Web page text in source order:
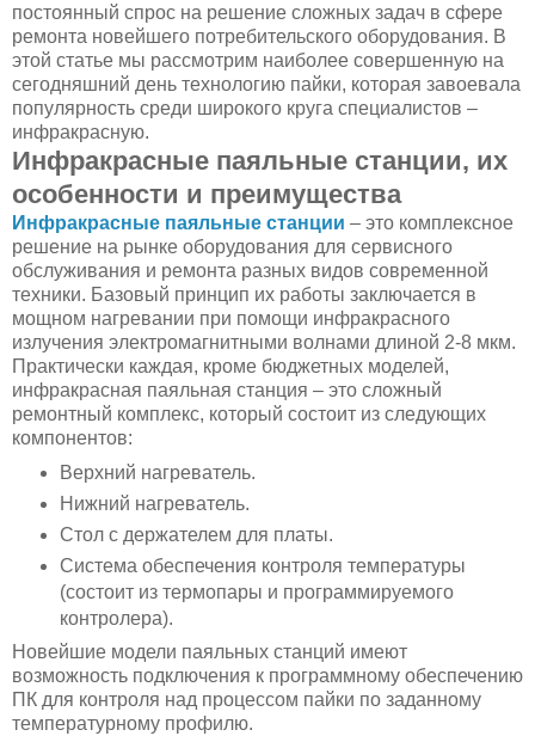
постоянный спрос на решение сложных задач в сфере
ремонта новейшего потребительского оборудования. В
этой статье мы рассмотрим наиболее совершенную на
сегодняшний день технологию пайки, которая завоевала
популярность среди широкого круга специалистов –
инфракрасную.
Инфракрасные паяльные станции, их
особенности и преимущества
Инфракрасные паяльные станции – это комплексное
решение на рынке оборудования для сервисного
обслуживания и ремонта разных видов современной
техники. Базовый принцип их работы заключается в
мощном нагревании при помощи инфракрасного
излучения электромагнитными волнами длиной 2-8 мкм.
Практически каждая, кроме бюджетных моделей,
инфракрасная паяльная станция – это сложный
ремонтный комплекс, который состоит из следующих
компонентов:
Верхний нагреватель.
Нижний нагреватель.
Стол с держателем для платы.
Система обеспечения контроля температуры
(состоит из термопары и программируемого
контролера).
Новейшие модели паяльных станций имеют
возможность подключения к программному обеспечению
ПК для контроля над процессом пайки по заданному
температурному профилю.